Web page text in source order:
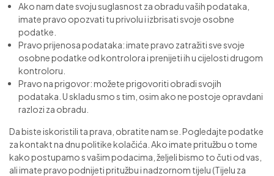
Ako nam date svoju suglasnost za obradu vaših podataka,
imate pravo opozvati tu privolu i izbrisati svoje osobne
podatke.
Pravo prijenosa podataka: imate pravo zatražiti sve svoje
osobne podatke od kontrolora i prenijeti ih u cijelosti drugom
kontroloru.
Pravo na prigovor: možete prigovoriti obradi svojih
podataka. U skladu smo s tim, osim ako ne postoje opravdani
razlozi za obradu.
Da biste iskoristili ta prava, obratite nam se. Pogledajte podatke
za kontakt na dnu politike kolačića. Ako imate pritužbu o tome
kako postupamo s vašim podacima, željeli bismo to čuti od vas,
ali imate pravo podnijeti pritužbu i nadzornom tijelu (Tijelu za